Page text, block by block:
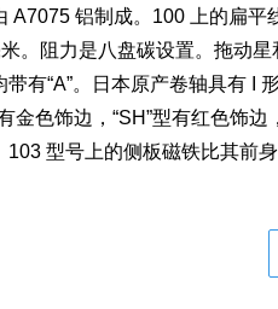
A7075 铝制成。100 上的扁
。阻力是八盘碳设置。拖动
带有“A”。日本原产卷轴具有 I
金色饰边，“SH”型有红色饰
103 型号上的侧板磁铁比其前